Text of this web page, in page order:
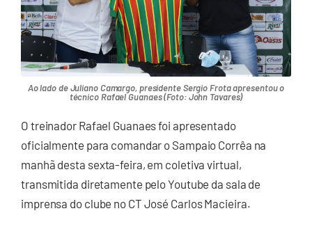
Ao lado de Juliano Camargo, presidente Sergio Frota apresentou o
técnico Rafael Guanaes (Foto: John Tavares)
O treinador Rafael Guanaes foi apresentado
oficialmente para comandar o Sampaio Corrêa na
manhã desta sexta-feira, em coletiva virtual,
transmitida diretamente pelo Youtube da sala de
imprensa do clube no CT José Carlos Macieira.